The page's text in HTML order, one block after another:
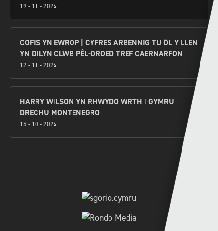
19 - 11 - 2024
COFIS YN EWROP | CYFRES ARBENNIG TU ÔL Y LLEN
YN DILYN CLWB PÊL-DROED TREF CAERNARFON
12 - 11 - 2024
HARRY WILSON YN RHWYDO WRTH I GYMRU
DRECHU MONTENEGRO
15 - 10 - 2024